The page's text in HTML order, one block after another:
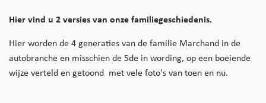
Hier vind u 2 versies van onze familiegeschiedenis.
Hier worden de 4 generaties van de familie Marchand in de
autobranche en misschien de 5de in wording, op een boeiende
wijze verteld en getoond met vele foto's van toen en nu.